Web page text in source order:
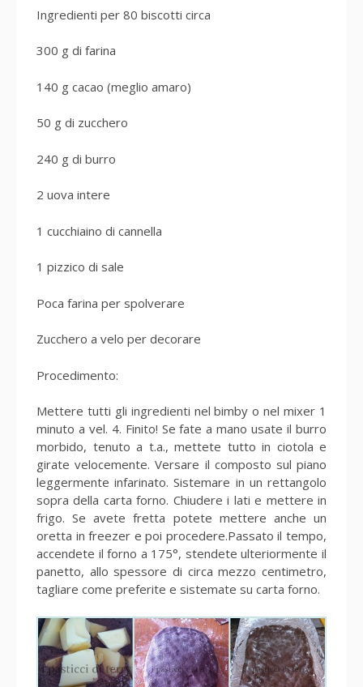
Ingredienti per 80 biscotti circa
300 g di farina
140 g cacao (meglio amaro)
50 g di zucchero
240 g di burro
2 uova intere
1 cucchiaino di cannella
1 pizzico di sale
Poca farina per spolverare
Zucchero a velo per decorare
Procedimento:
Mettere tutti gli ingredienti nel bimby o nel mixer 1
minuto a vel. 4. Finito! Se fate a mano usate il burro
morbido, tenuto a t.a., mettete tutto in ciotola e
girate velocemente. Versare il composto sul piano
leggermente infarinato. Sistemare in un rettangolo
sopra della carta forno. Chiudere i lati e mettere in
frigo. Se avete fretta potete mettere anche un
oretta in freezer e poi procedere.Passato il tempo,
accendete il forno a 175°, stendete ulteriormente il
panetto, allo spessore di circa mezzo centimetro,
tagliare come preferite e sistemate su carta forno.